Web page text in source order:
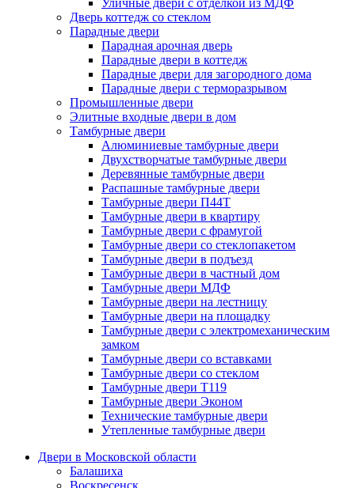
Уличные двери с отделкой из МДФ
Дверь коттедж со стеклом
Парадные двери
Парадная арочная дверь
Парадные двери в коттедж
Парадные двери для загородного дома
Парадные двери с терморазрывом
Промышленные двери
Элитные входные двери в дом
Тамбурные двери
Алюминиевые тамбурные двери
Двухстворчатые тамбурные двери
Деревянные тамбурные двери
Распашные тамбурные двери
Тамбурные двери П44Т
Тамбурные двери в квартиру
Тамбурные двери с фрамугой
Тамбурные двери со стеклопакетом
Тамбурные двери в подъезд
Тамбурные двери в частный дом
Тамбурные двери МДФ
Тамбурные двери на лестницу
Тамбурные двери на площадку
Тамбурные двери с электромеханическим
замком
Тамбурные двери со вставками
Тамбурные двери со стеклом
Тамбурные двери Т119
Тамбурные двери Эконом
Технические тамбурные двери
Утепленные тамбурные двери
Двери в Московской области
Балашиха
Воскресенск